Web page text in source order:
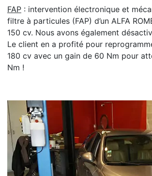
FAP : intervention électronique et
filtre à particules (FAP) d’un ALFA
150 cv. Nous avons également
Le client en a profité pour
180 cv avec un gain de 60 Nm pour
Nm !